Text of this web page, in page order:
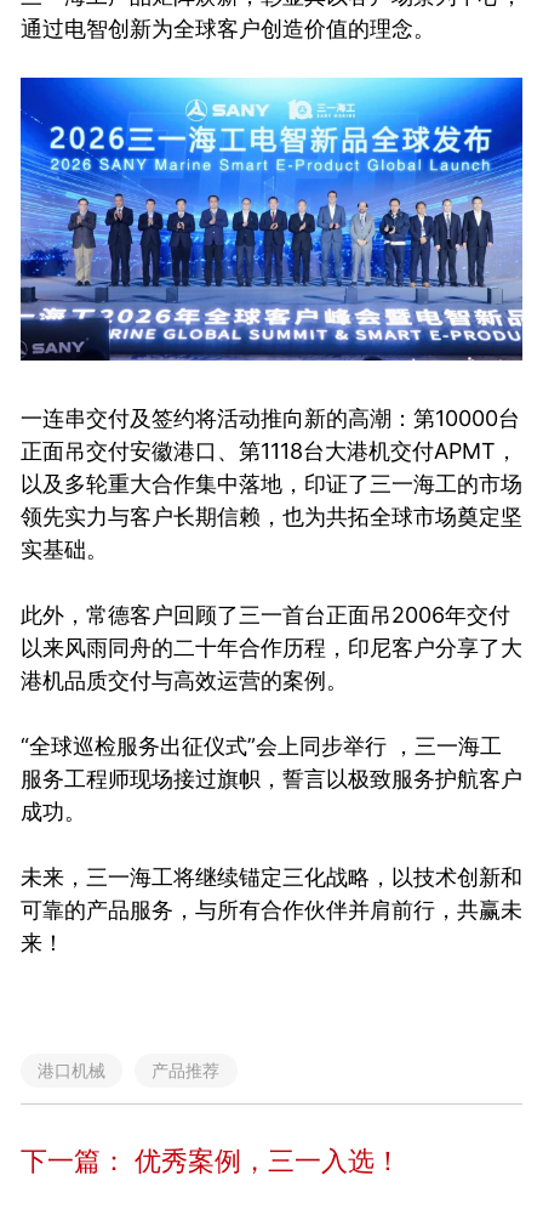
通过电智创新为全球客户创造价值的理念。
一连串交付及签约将活动推向新的高潮：第10000台
正面吊交付安徽港口、第1118台大港机交付APMT，
以及多轮重大合作集中落地，印证了三一海工的市场
领先实力与客户长期信赖，也为共拓全球市场奠定坚
实基础。
此外，常德客户回顾了三一首台正面吊2006年交付
以来风雨同舟的二十年合作历程，印尼客户分享了大
港机品质交付与高效运营的案例。
“全球巡检服务出征仪式”会上同步举行 ，三一海工
服务工程师现场接过旗帜，誓言以极致服务护航客户
成功。
未来，三一海工将继续锚定三化战略，以技术创新和
可靠的产品服务，与所有合作伙伴并肩前行，共赢未
来！
港口机械 产品推荐
下一篇： 优秀案例，三一入选！